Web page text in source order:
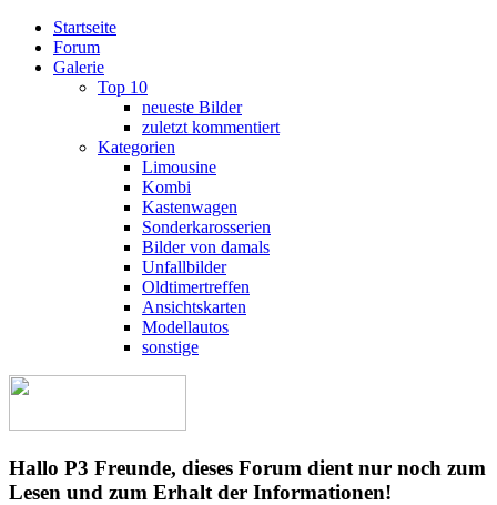
Startseite
Forum
Galerie
Top 10
neueste Bilder
zuletzt kommentiert
Kategorien
Limousine
Kombi
Kastenwagen
Sonderkarosserien
Bilder von damals
Unfallbilder
Oldtimertreffen
Ansichtskarten
Modellautos
sonstige
Hallo P3 Freunde, dieses Forum dient nur noch zum
Lesen und zum Erhalt der Informationen!